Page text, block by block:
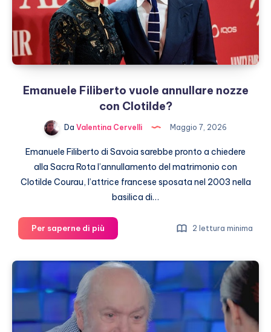
Martino
Emanuele Filiberto vuole annullare nozze
con Clotilde?
Da Valentina Cervelli Maggio 7, 2026
Emanuele Filiberto di Savoia sarebbe pronto a chiedere
alla Sacra Rota l’annullamento del matrimonio con
Clotilde Courau, l’attrice francese sposata nel 2003 nella
basilica di…
Per saperne di più
Filiberto
annullare
Clotilde?
2 lettura minima